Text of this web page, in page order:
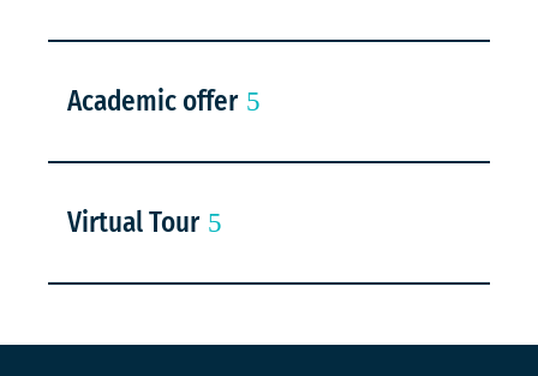
Academic offer
Virtual Tour